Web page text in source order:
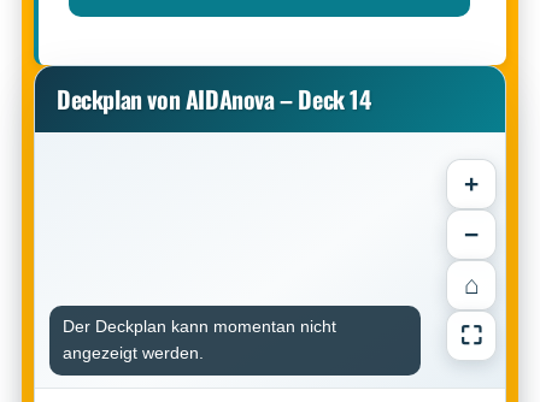
Deckplan von AIDAnova – Deck 14
+
−
⌂
⛶
Der Deckplan kann momentan nicht
angezeigt werden.